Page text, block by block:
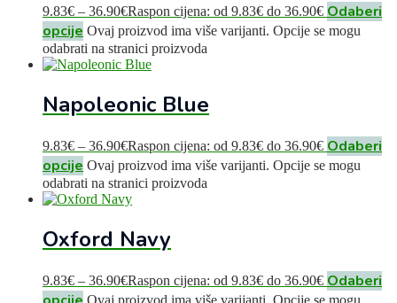
9.83€ – 36.90€Raspon cijena: od 9.83€ do 36.90€ Odaberi
opcije Ovaj proizvod ima više varijanti. Opcije se mogu
odabrati na stranici proizvoda
Napoleonic Blue
9.83€ – 36.90€Raspon cijena: od 9.83€ do 36.90€ Odaberi
opcije Ovaj proizvod ima više varijanti. Opcije se mogu
odabrati na stranici proizvoda
Oxford Navy
9.83€ – 36.90€Raspon cijena: od 9.83€ do 36.90€ Odaberi
Ovaj proizvod ima više varijanti. Opcije se mogu